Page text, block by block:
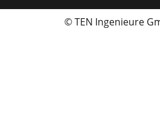
© TEN Ingenieure